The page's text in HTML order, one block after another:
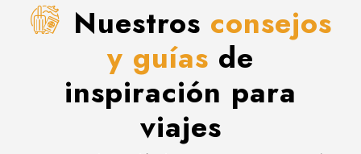
Nuestros consejos
y guías de
inspiración para
viajes